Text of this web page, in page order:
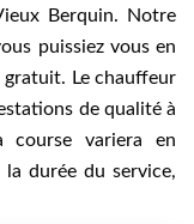
Berquin. Notre
puissiez vous en
gratuit. Le chauffeur
de qualité à
variera en
durée du service,